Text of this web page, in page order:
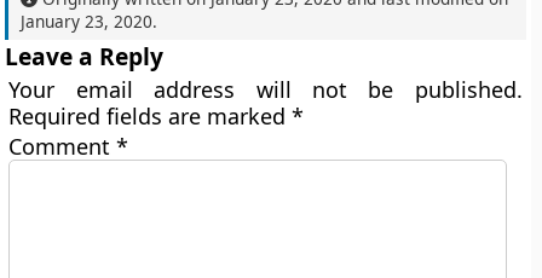
January 23, 2020.
Leave a Reply
Your email address will not be published.
Required fields are marked*
Comment*